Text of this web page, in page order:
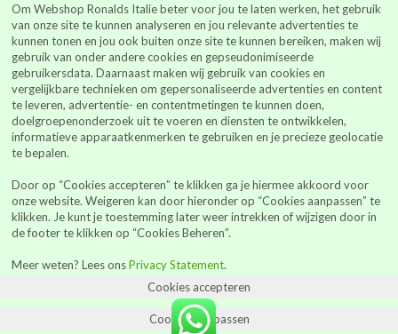
Ronalds Italië
(Ronalds Italië Delicatessen B.V.)
Walderstraat 26
7241 BJ Lochem
webshop@ronalds-italie.nl
KvK 94041849
BTWid: NL866614886B01
Om Webshop Ronalds Italie beter voor jou te laten werken, het gebruik
van onze site te kunnen analyseren en jou relevante advertenties te
kunnen tonen en jou ook buiten onze site te kunnen bereiken, maken wij
gebruik van onder andere cookies en gepseudonimiseerde
gebruikersdata. Daarnaast maken wij gebruik van cookies en
vergelijkbare technieken om gepersonaliseerde advertenties en content
te leveren, advertentie- en contentmetingen te kunnen doen,
doelgroepenonderzoek uit te voeren en diensten te ontwikkelen,
informatieve apparaatkenmerken te gebruiken en je precieze geolocatie
te bepalen.
Door op “Cookies accepteren” te klikken ga je hiermee akkoord voor
onze website. Weigeren kan door hieronder op “Cookies aanpassen” te
klikken. Je kunt je toestemming later weer intrekken of wijzigen door in
de footer te klikken op “Cookies Beheren”.
Meer weten? Lees onsPrivacy Statement.
Cookies accepteren
Cookies aanpassen